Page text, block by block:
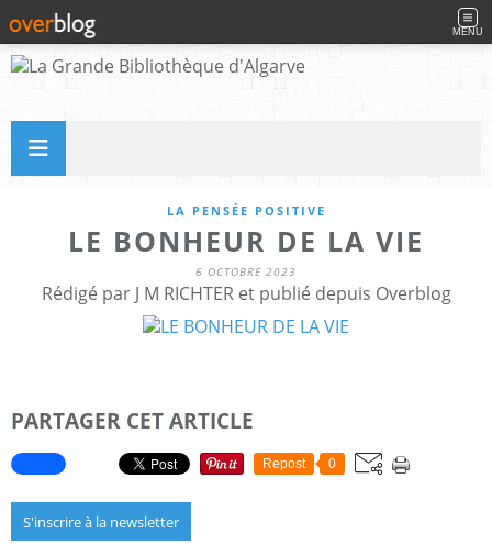
MENU
LA PENSÉE POSITIVE
LE BONHEUR DE LA VIE
6 OCTOBRE 2023
Rédigé par J M RICHTER et publié depuis Overblog
PARTAGER CET ARTICLE
Repost 0
S'inscrire à la newsletter